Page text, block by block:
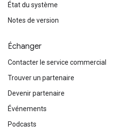
État du système
Notes de version
Échanger
Contacter le service commercial
Trouver un partenaire
Devenir partenaire
Événements
Podcasts